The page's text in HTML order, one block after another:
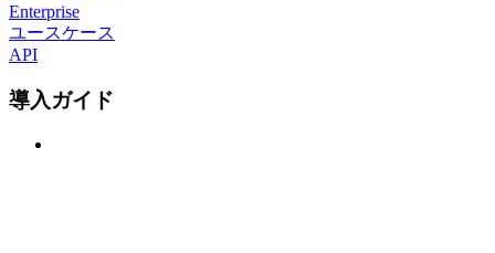
Enterprise
ユースケース
API
導入ガイド